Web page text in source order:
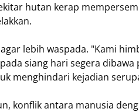
hutan kerap
lebih waspada. "Kami
siang hari segera dibawa
menghindari kejadian
konflik antara manusia